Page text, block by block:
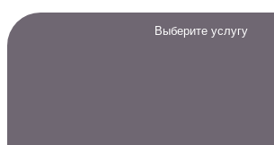
Выберите услугу